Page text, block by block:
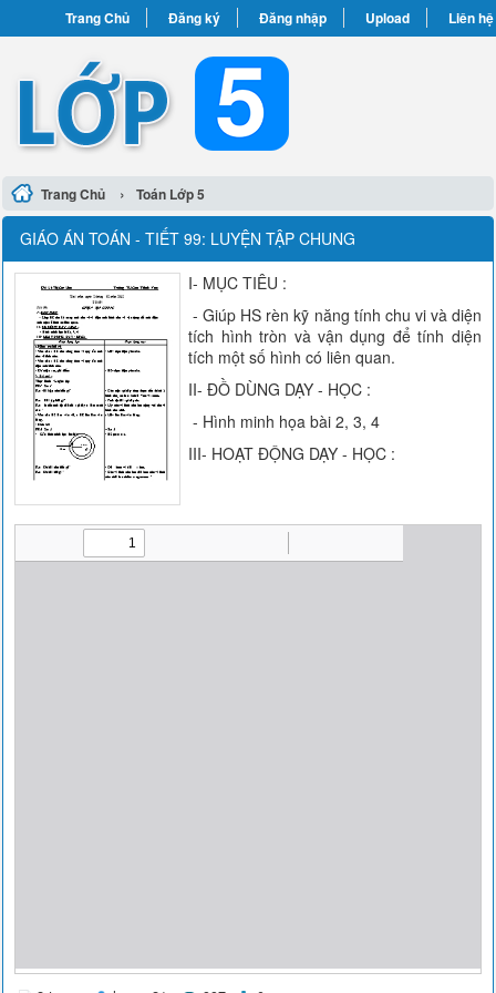
Trang Chủ Đăng ký Đăng nhập Upload Liên hệ
Trang Chủ › Toán Lớp 5
GIÁO ÁN TOÁN - TIẾT 99: LUYỆN TẬP CHUNG
I- MỤC TIÊU :
- Giúp HS rèn kỹ năng tính chu vi và diện
tích hình tròn và vận dụng để tính diện
tích một số hình có liên quan.
II- ĐỒ DÙNG DẠY - HỌC :
- Hình minh họa bài 2, 3, 4
III- HOẠT ĐỘNG DẠY - HỌC :